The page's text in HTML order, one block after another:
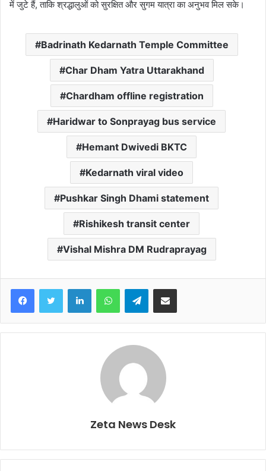
में जुटे हैं, ताकि श्रद्धालुओं को सुरक्षित और सुगम यात्रा का अनुभव मिल सके।
Badrinath Kedarnath Temple Committee
Char Dham Yatra Uttarakhand
Chardham offline registration
Haridwar to Sonprayag bus service
Hemant Dwivedi BKTC
Kedarnath viral video
Pushkar Singh Dhami statement
Rishikesh transit center
Vishal Mishra DM Rudraprayag
Telegram
Zeta News Desk